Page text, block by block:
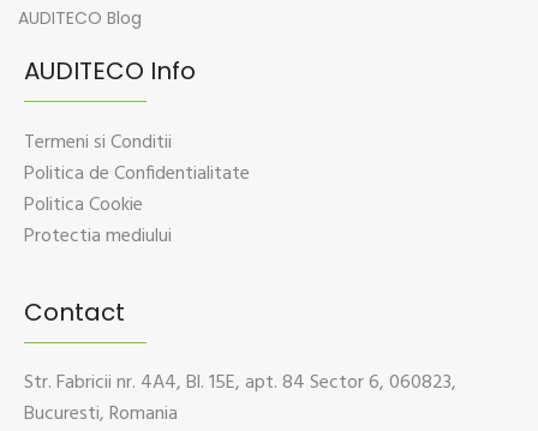
AUDITECO Blog
AUDITECO Info
Termeni si Conditii
Politica de Confidentialitate
Politica Cookie
Protectia mediului
Contact
Str. Fabricii nr. 4A4, Bl. 15E, apt. 84 Sector 6, 060823,
Bucuresti, Romania